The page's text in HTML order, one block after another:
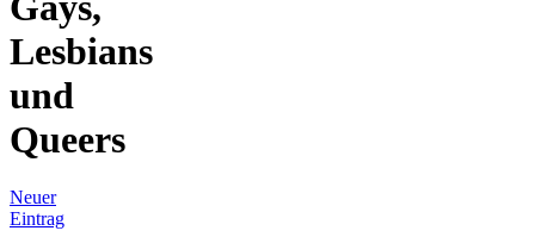
Lesbians
und
Queers
Neuer
Eintrag